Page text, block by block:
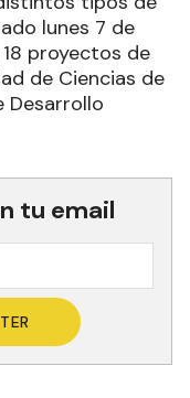
lunes 7 de
proyectos de
de Ciencias de
Desarrollo
tu email